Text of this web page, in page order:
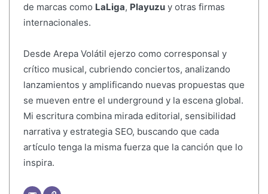
de marcas como LaLiga, Playuzuy otras firmas
internacionales.
Desde Arepa Volátil ejerzo como corresponsal y
crítico musical, cubriendo conciertos, analizando
lanzamientos y amplificando nuevas propuestas que
se mueven entre el underground y la escena global.
Mi escritura combina mirada editorial, sensibilidad
narrativa y estrategia SEO, buscando que cada
artículo tenga la misma fuerza que la canción que lo
inspira.